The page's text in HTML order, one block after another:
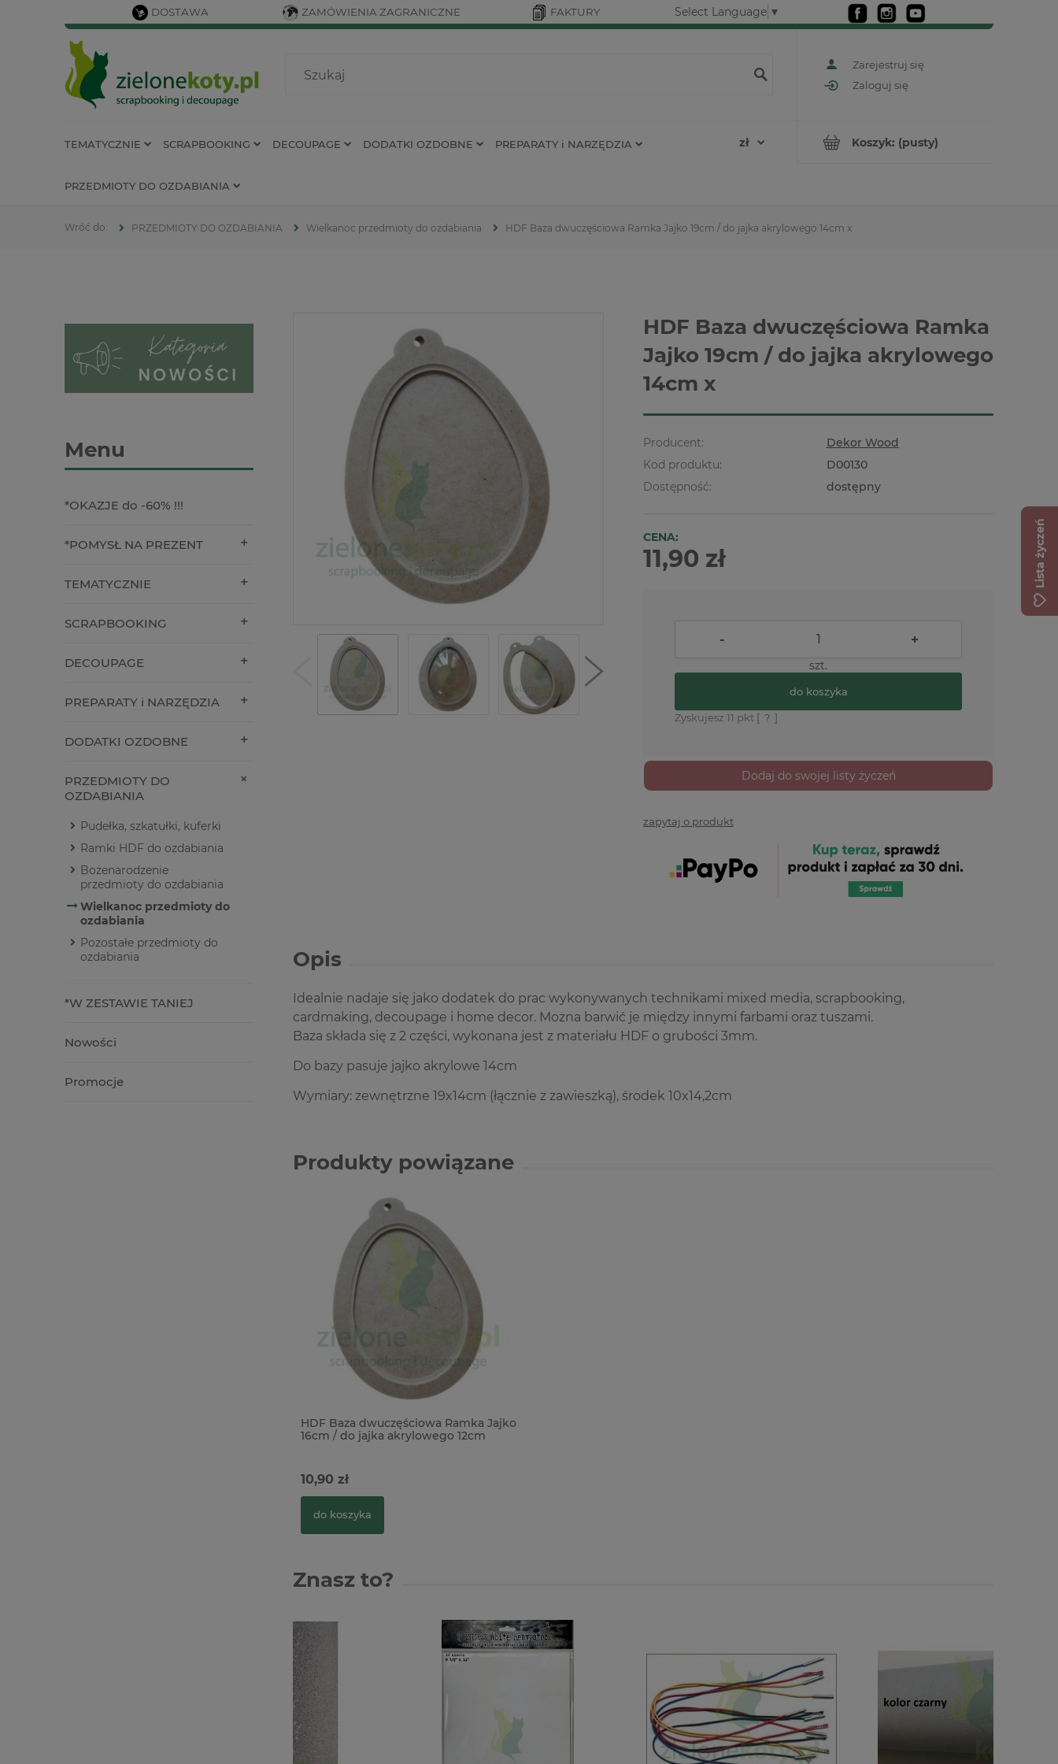
DOSTAWA ZAMÓWIENIA ZAGRANICZNE FAKTURY Select Language ▼
Zarejestruj się
Zaloguj się
Koszyk: (pusty)
TEMATYCZNIE SCRAPBOOKING DECOUPAGE DODATKI OZDOBNE PREPARATY i NARZĘDZIA
PRZEDMIOTY DO OZDABIANIA
PRZEDMIOTY DO OZDABIANIA Wielkanoc przedmioty do ozdabiania HDF Baza dwuczęściowa Ramka Jajko 19cm / do jajka akrylowego 14cm x
Menu
*OKAZJE do -60% !!!
*POMYSŁ NA PREZENT
TEMATYCZNIE
SCRAPBOOKING
DECOUPAGE
PREPARATY i NARZĘDZIA
DODATKI OZDOBNE
PRZEDMIOTY DO
OZDABIANIA
Pudełka, szkatułki, kuferki
Ramki HDF do ozdabiania
Bożenarodzenie
przedmioty do ozdabiania
Wielkanoc przedmioty do
ozdabiania
Pozostałe przedmioty do
ozdabiania
*W ZESTAWIE TANIEJ
Nowości
Promocje
HDF Baza dwuczęściowa Ramka
Jajko 19cm / do jajka akrylowego
14cm x
Producent:
Dekor Wood
Kod produktu:
D00130
Dostępność:
dostępny
CENA:
11,90 zł
- +
szt.
do koszyka
Zyskujesz 11 pkt [ ? ]
Dodaj do swojej listy życzeń
zapytaj o produkt
Opis
Idealnie nadaje się jako dodatek do prac wykonywanych technikami mixed media, scrapbooking,
cardmaking, decoupage i home decor. Można barwić je między innymi farbami oraz tuszami.
Baza składa się z 2 części, wykonana jest z materiału HDF o grubości 3mm.
Do bazy pasuje jajko akrylowe 14cm
Wymiary: zewnętrzne 19x14cm (łącznie z zawieszką), środek 10x14,2cm
Produkty powiązane
HDF Baza dwuczęściowa Ramka Jajko
16cm / do jajka akrylowego 12cm
10,90 zł
do koszyka
Znasz to?
Lista życzeń